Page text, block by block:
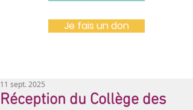
Je fais un don
Réception du Collège des
11 sept. 2025